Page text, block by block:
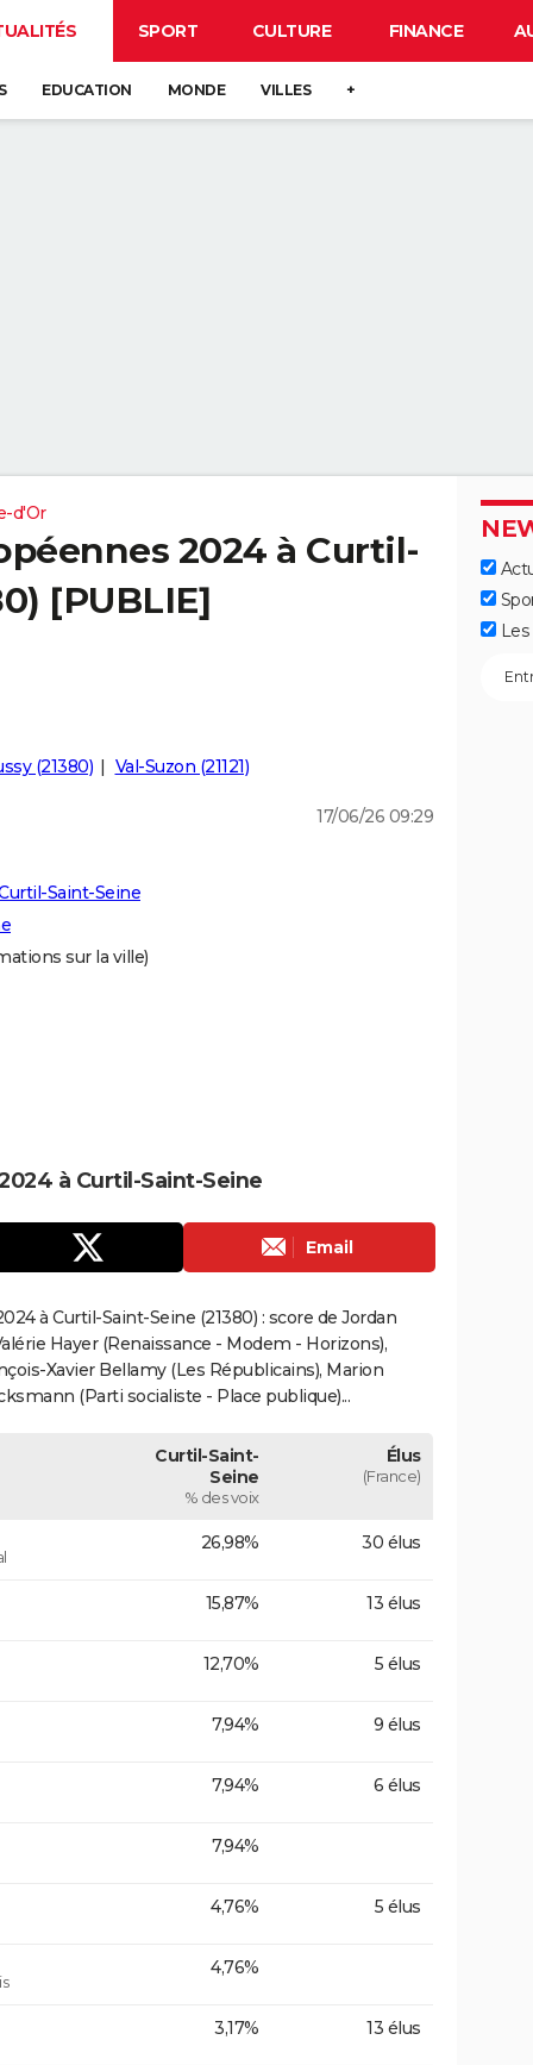
SPORT CULTURE FINANCE
EDUCATION MONDE VILLES +
d'Or
2024 à Curtil-
[PUBLIE]
(21380) Val-Suzon (21121)
17/06/26 09:29
Saint-Seine
sur la ville)
à Curtil-Saint-Seine
Email
à Curtil-Saint-Seine (21380) : score de Jordan
Hayer (Renaissance - Modem - Horizons),
Xavier Bellamy (Les Républicains), Marion
(Parti socialiste - Place publique)...
Curtil-Saint-
Seine
% des voix
Élus
(France)
26,98% 30 élus
15,87% 13 élus
12,70% 5 élus
7,94% 9 élus
7,94% 6 élus
7,94%
4,76% 5 élus
4,76%
3,17% 13 élus